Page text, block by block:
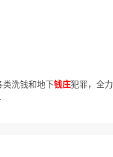
类洗钱和地下钱庄犯罪，全力